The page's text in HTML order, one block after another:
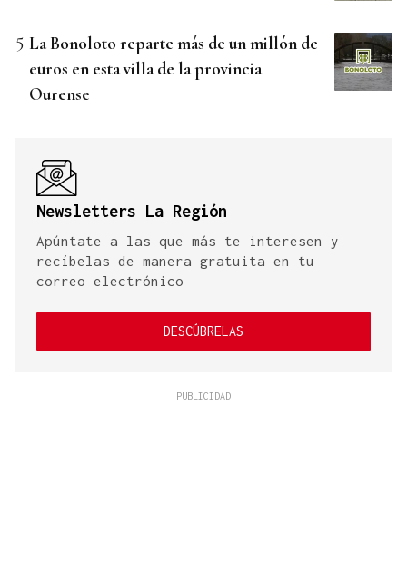
La Bonoloto reparte más de un millón de
euros en esta villa de la provincia
Ourense
Newsletters La Región
Apúntate a las que más te interesen y
recíbelas de manera gratuita en tu
correo electrónico
DESCÚBRELAS